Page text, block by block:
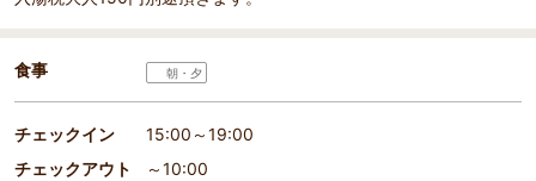
食事 朝・夕
チェックイン
15:00～19:00
チェックアウト
～10:00